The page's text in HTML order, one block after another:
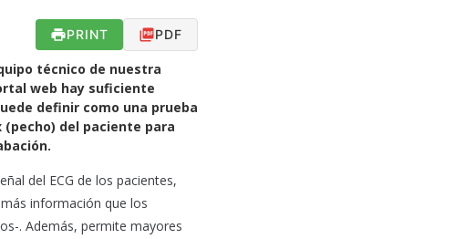
PRINT PDF
técnico de nuestra
web hay suficiente
definir como una prueba
del paciente para
del ECG de los pacientes,
información que los
. Además, permite mayores